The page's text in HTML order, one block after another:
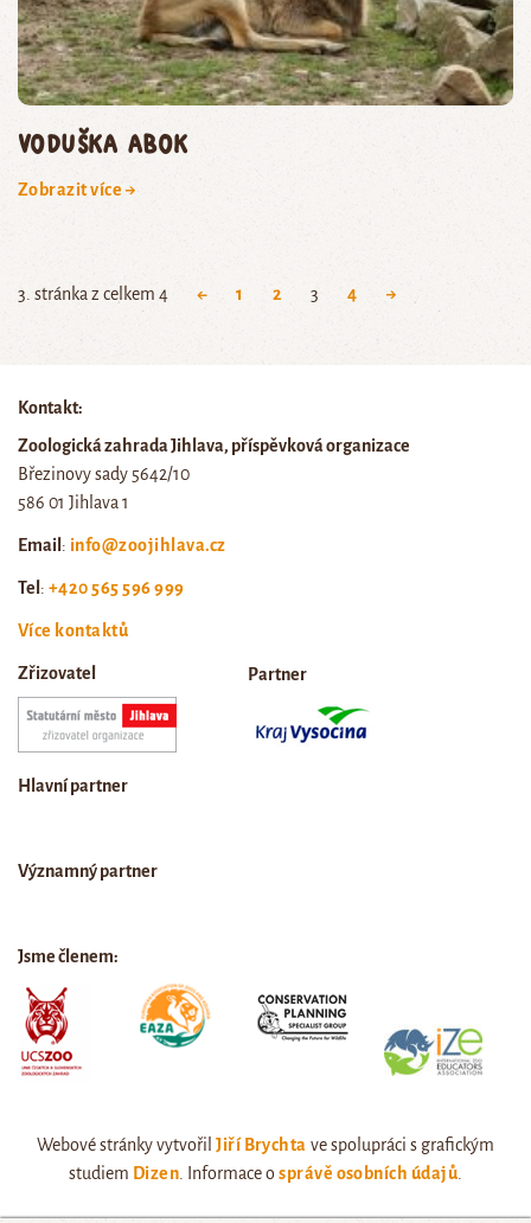
voduška abok
Zobrazit více →
3. stránka z celkem 4 ← 1 2 3 4 →
Kontakt:
Zoologická zahrada Jihlava, příspěvková organizace
Březinovy sady 5642/10
586 01 Jihlava 1
Email: info@zoojihlava.cz
Tel: +420 565 596 999
Více kontaktů
Zřizovatel Partner
Hlavní partner
Významný partner
Jsme členem:
Webové stránky vytvořilJiří Brychta ve spolupráci s grafickým
studiem Dizen . Informace osprávě osobních údajů